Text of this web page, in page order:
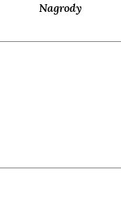
Nagrody